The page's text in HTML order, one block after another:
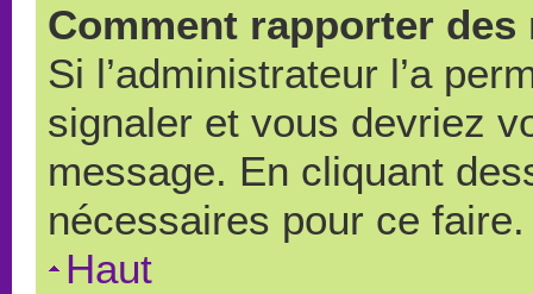
Comment rapporter
Si l’administrateur l’a
signaler et vous devriez
message. En cliquant
nécessaires pour ce faire.
Haut